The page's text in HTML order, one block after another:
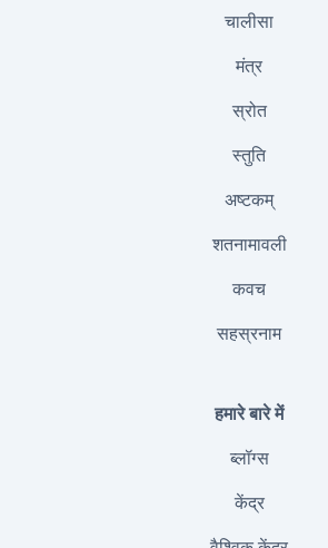
चालीसा
मंत्र
स्रोत
स्तुति
अष्टकम्
शतनामावली
कवच
सहस्रनाम
हमारे बारे में
ब्लॉग्स
केंद्र